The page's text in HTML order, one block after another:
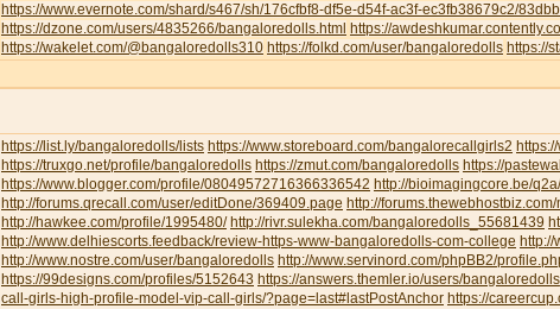
https://www.evernote.com/shard/s467/sh/176cfbf8-df5e-d54f-ac3f-ec3fb38679c2/
https://dzone.com/users/4835266/bangaloredolls.html https://
https://wakelet.com/@bangaloredolls310 https://folkd.com/user/bangaloredolls https://
https://list.ly/bangaloredolls/lists https://www.storeboard.com/bangalorecallgirls2
https://truxgo.net/profile/bangaloredolls https://zmut.com/bangaloredolls https://
https://www.blogger.com/profile/08049572716366336542 http://bioimagingcore.be/
http://forums.qrecall.com/user/editDone/369409.page http://
http://hawkee.com/profile/1995480/ http://rivr.sulekha.com/bangaloredolls_55681439
http://www.delhiescorts.feedback/review-https-www-bangaloredolls-com-college
http://www.nostre.com/user/bangaloredolls http://www.servinord.com/phpBB2/
https://99designs.com/profiles/5152643 https://answers.themler.io/users/bangaloredolls
call-girls-high-profile-model-vip-call-girls/?page=last#lastPostAnchor https://